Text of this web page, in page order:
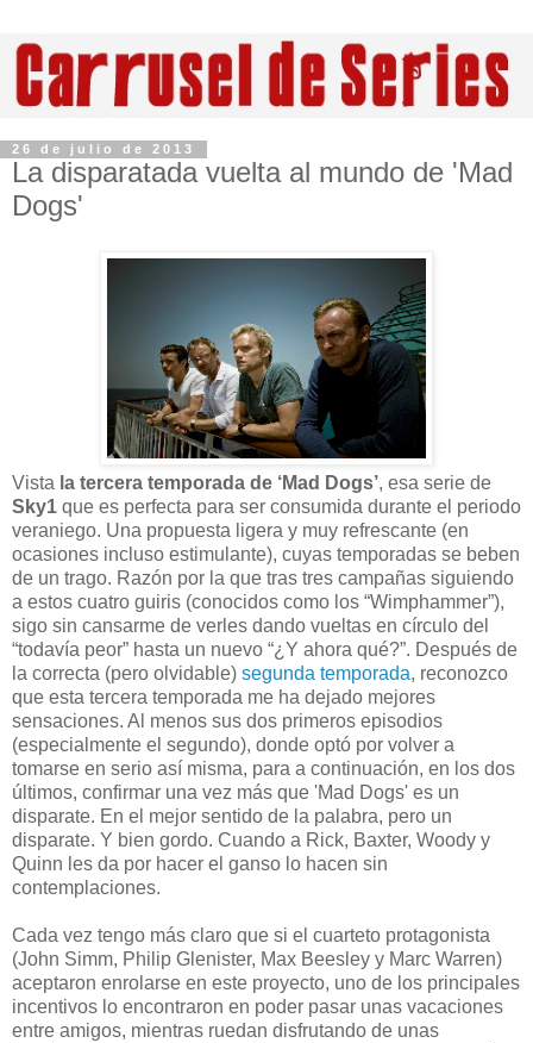
26 de julio de 2013
La disparatada vuelta al mundo de 'Mad
Dogs'
Vista la tercera temporada de ‘Mad Dogs’, esa serie de
Sky1 que es perfecta para ser consumida durante el periodo
veraniego. Una propuesta ligera y muy refrescante (en
ocasiones incluso estimulante), cuyas temporadas se beben
de un trago. Razón por la que tras tres campañas siguiendo
a estos cuatro guiris (conocidos como los “Wimphammer”),
sigo sin cansarme de verles dando vueltas en círculo del
“todavía peor” hasta un nuevo “¿Y ahora qué?”. Después de
la correcta (pero olvidable) segunda temporada, reconozco
que esta tercera temporada me ha dejado mejores
sensaciones. Al menos sus dos primeros episodios
(especialmente el segundo), donde optó por volver a
tomarse en serio así misma, para a continuación, en los dos
últimos, confirmar una vez más que 'Mad Dogs' es un
disparate. En el mejor sentido de la palabra, pero un
disparate. Y bien gordo. Cuando a Rick, Baxter, Woody y
Quinn les da por hacer el ganso lo hacen sin
contemplaciones.
Cada vez tengo más claro que si el cuarteto protagonista
(John Simm, Philip Glenister, Max Beesley y Marc Warren)
aceptaron enrolarse en este proyecto, uno de los principales
incentivos lo encontraron en poder pasar unas vacaciones
entre amigos, mientras ruedan disfrutando de unas